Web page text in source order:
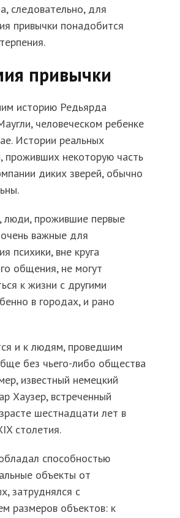
следовательно, для
привычки понадобится
привычки
историю Редьярда
человеческом ребенке
Истории реальных
проживших некоторую часть
диких зверей, обычно
люди, прожившие первые
важные для
психики, вне круга
общения, не могут
к жизни с другими
в городах, и рано
и к людям, проведшим
без чьего-либо общества
известный немецкий
Хаузер, встреченный
шестнадцати лет в
столетия.
способностью
объекты от
затруднялся с
размеров объектов: к